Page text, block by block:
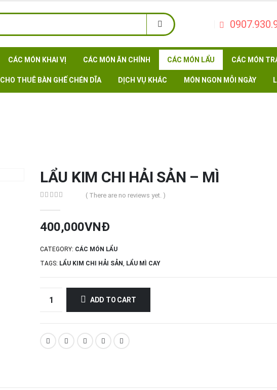
CÁC MÓN KHAI VỊ CÁC MÓN ĂN CHÍNH CÁC MÓN LẨU CÁC MÓN
CHO THUÊ BÀN GHẾ CHÉN DĨA DỊCH VỤ KHÁC MÓN NGON MỖI NGÀY
LẨU KIM CHI HẢI SẢN – MÌ
( There are no reviews yet. )
400,000VNĐ
CATEGORY: CÁC MÓN LẨU
TAGS: LẨU KIM CHI HẢI SẢN, LẨU MÌ CAY
ADD TO CART